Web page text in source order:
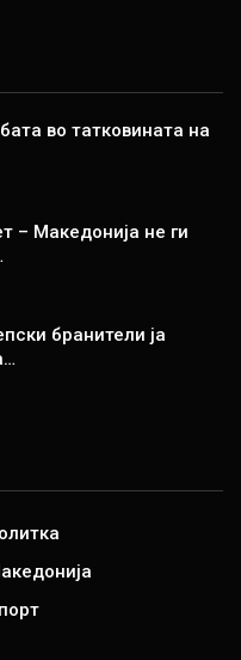
во татковината на
– Македонија не ги
бранители ја